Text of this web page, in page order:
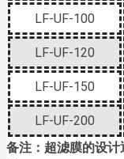
LF-UF-100
LF-UF-120
LF-UF-150
LF-UF-200
备注：超滤膜的设